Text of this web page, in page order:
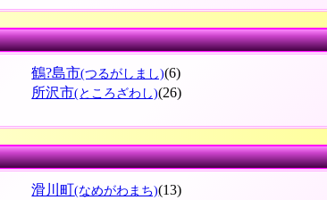
鶴?島市(つるがしまし)(6)
所沢市(ところざわし)(26)
滑川町(なめがわまち)(13)